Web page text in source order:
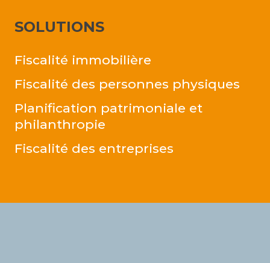
SOLUTIONS
Fiscalité immobilière
Fiscalité des personnes physiques
Planification patrimoniale et
philanthropie
Fiscalité des entreprises